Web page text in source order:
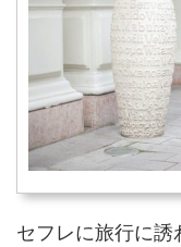
セフレに旅行に